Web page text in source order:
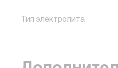
Тип электролита